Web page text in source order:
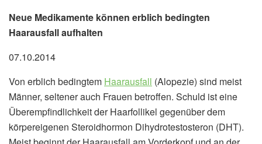
Neue Medikamente können erblich bedingten
Haarausfall aufhalten
07.10.2014
Von erblich bedingtem Haarausfall (Alopezie) sind meist
Männer, seltener auch Frauen betroffen. Schuld ist eine
Überempfindlichkeit der Haarfollikel gegenüber dem
körpereigenen Steroidhormon Dihydrotestosteron (DHT).